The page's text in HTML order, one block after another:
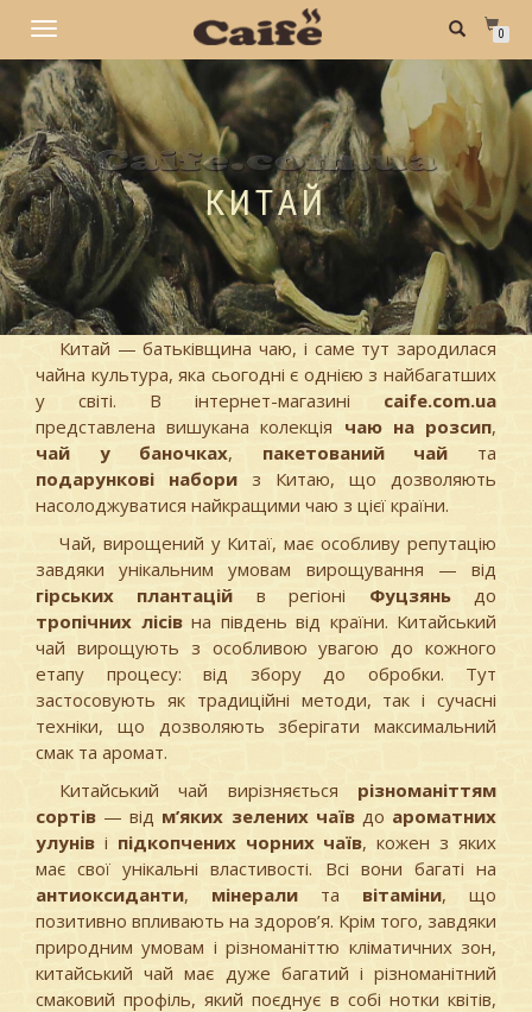
TOGGLE
0
КИТАЙ
Китай — батьківщина чаю, і саме тут зародилася
чайна культура, яка сьогодні є однією з найбагатших
у світі. В інтернет-магазині caife.com.ua
представлена вишукана колекція чаю на розсип,
чай у баночках, пакетований чай та
подарункові набори з Китаю, що дозволяють
насолоджуватися найкращими чаю з цієї країни.
Чай, вирощений у Китаї, має особливу репутацію
завдяки унікальним умовам вирощування — від
гірських плантацій в регіоні Фуцзяньдо
тропічних лісівна південь від країни. Китайський
чай вирощують з особливою увагою до кожного
етапу процесу: від збору до обробки. Тут
застосовують як традиційні методи, так і сучасні
техніки, що дозволяють зберігати максимальний
смак та аромат.
Китайський чай вирізняється різноманіттям
сортів — від м’яких зелених чаївдо ароматних
улунів і підкопчених чорних чаїв, кожен з яких
має свої унікальні властивості. Всі вони багаті на
антиоксиданти, мінерали та вітаміни, що
позитивно впливають на здоров’я. Крім того, завдяки
природним умовам і різноманіттю кліматичних зон,
китайський чай має дуже багатий і різноманітний
смаковий профіль, який поєднує в собі нотки квітів,